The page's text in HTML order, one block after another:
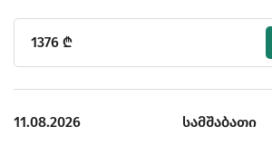
1376 ₾
11.08.2026 სამშაბათი